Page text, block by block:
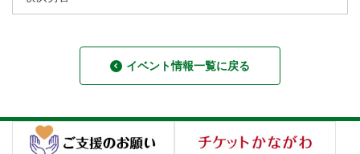
イベント情報一覧に戻る